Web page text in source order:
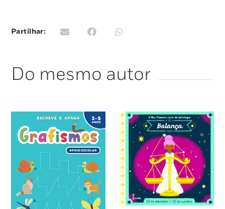
Partilhar:
Do mesmo autor